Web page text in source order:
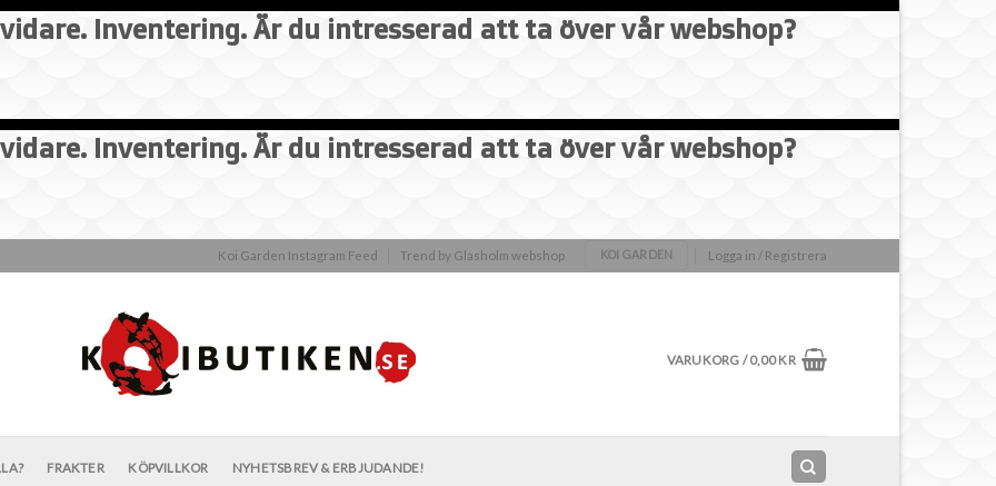
Inventering. Är du intresserad att ta över vår webshop?
Inventering. Är du intresserad att ta över vår webshop?
Koi Garden Instagram Feed Trend by Glasholm webshop KOI GARDEN Logga in / Registrera
VARUKORG /0,00KR
FRAKTER KÖPVILLKOR NYHETSBREV & ERBJUDANDE!